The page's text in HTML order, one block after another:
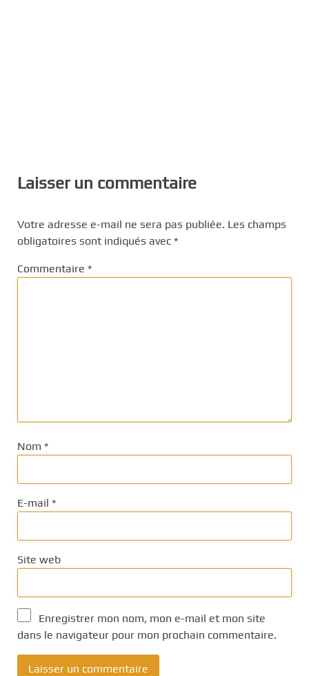
Laisser un commentaire
Votre adresse e-mail ne sera pas publiée. Les champs
obligatoires sont indiqués avec *
Commentaire *
Nom *
E-mail *
Site web
Enregistrer mon nom, mon e-mail et mon site
dans le navigateur pour mon prochain commentaire.